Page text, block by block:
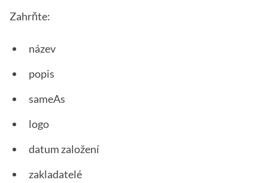
Zahrňte:
název
popis
sameAs
logo
datum založení
zakladatelé